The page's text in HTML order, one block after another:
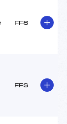
FFS
FFS